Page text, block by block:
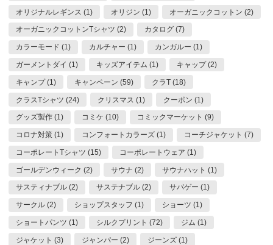
オリジナルレギンス (1) オリジン (1) オーガニックコットン (2)
オーガニックコットンTシャツ (2) カタログ (7)
カラーモード (1) カルチャー (1) カンガルー (1)
ガーメントダイ (1) キッズアイテム (1) キャップ (2)
キャンプ (1) キャンペーン (59) クラT (18)
クラスTシャツ (24) クリスマス (1) クーポン (1)
グッズ製作 (1) コミケ (10) コミックマーケット (9)
コロナ対策 (1) コンフォートカラーズ (1) コーチジャケット (7)
コーポレートTシャツ (15) コーポレートウェア (1)
ゴールデンウィーク (2) サウナ (2) サウナハット (1)
サスティナブル (2) サステナブル (2) サバゲー (1)
サークル (2) ショップスタッフ (1) ショーツ (1)
ショートパンツ (1) シルクプリント (72) ジム (1)
ジャケット (3) ジャンパー (2) ジーンズ (1)